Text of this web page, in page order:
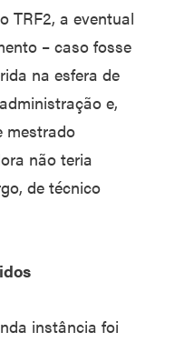
TRF2, a eventual
– caso fosse
na esfera de
e,
mestrado
não teria
de técnico
instância foi